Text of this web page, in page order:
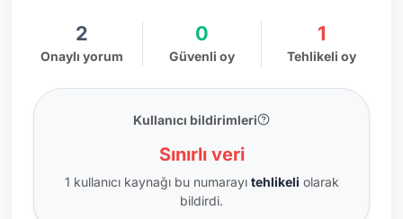
2
Onaylı yorum
0
Güvenli oy
1
Tehlikeli oy
Kullanıcı bildirimleri
Sınırlı veri
1 kullanıcı kaynağı bu numarayı tehlikeli olarak
bildirdi.